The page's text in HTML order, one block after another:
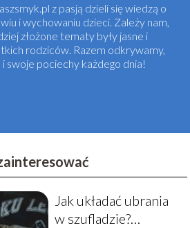
z pasją dzieli się wiedzą o
i wychowaniu dzieci. Zależy nam,
złożone tematy były jasne i
rodziców. Razem odkrywamy,
i swoje pociechy każdego dnia!
Jak układać ubrania
w szufladzie?